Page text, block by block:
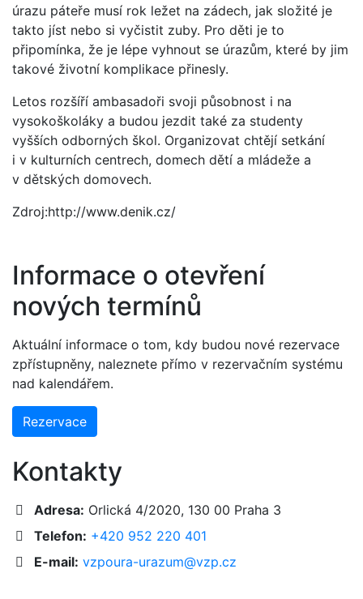
úrazu páteře musí rok ležet na zádech, jak složité je
takto jíst nebo si vyčistit zuby. Pro děti je to
připomínka, že je lépe vyhnout se úrazům, které by jim
takové životní komplikace přinesly.
Letos rozšíří ambasadoři svoji působnost i na
vysokoškoláky a budou jezdit také za studenty
vyšších odborných škol. Organizovat chtějí setkání
i v kulturních centrech, domech dětí a mládeže a
v dětských domovech.
Zdroj:http://www.denik.cz/
Informace o otevření
nových termínů
Aktuální informace o tom, kdy budou nové rezervace
zpřístupněny, naleznete přímo v rezervačním systému
nad kalendářem.
Rezervace
Kontakty
Adresa: Orlická 4/2020, 130 00 Praha 3
Telefon: +420 952 220 401
E-mail: vzpoura-urazum@vzp.cz